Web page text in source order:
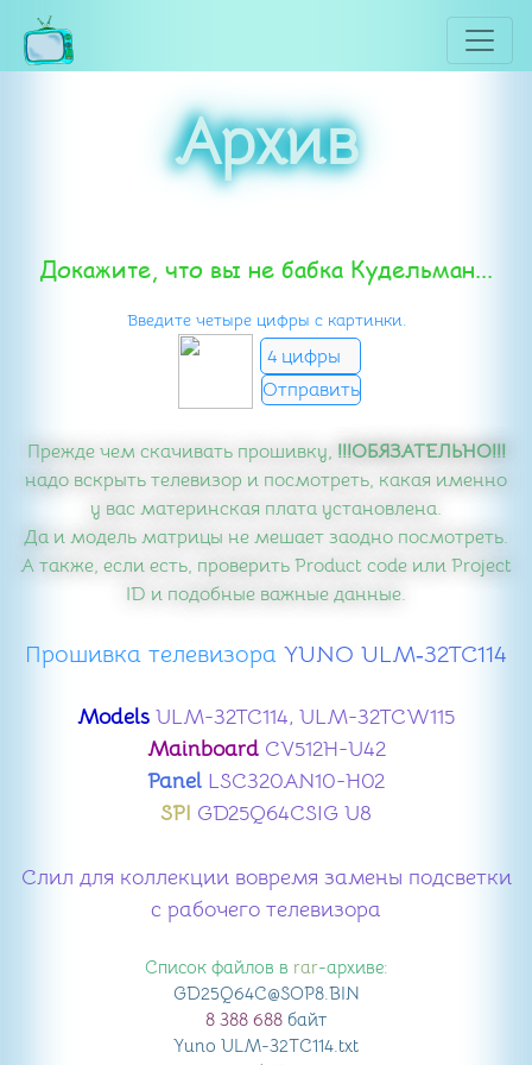
Архив
Докажите, что вы не бабка Кудельман...
Введите четыре цифры с картинки.
Прежде чем скачивать прошивку, !!!ОБЯЗАТЕЛЬНО!!!
надо вскрыть телевизор и посмотреть, какая именно
у вас материнская плата установлена.
Да и модель матрицы не мешает заодно посмотреть.
А также, если есть, проверить Product code или Project
ID и подобные важные данные.
Прошивка телевизора ​ YUNO ULM‑32TC114
Models ULM-32TC114, ULM-32TCW115
MainboardCV512H-U42
Panel LSC320AN10-H02
SPI GD25Q64CSIG U8
Слил для коллекции вовремя замены подсветки
с рабочего телевизора
Список файлов в rar-архиве:
GD25Q64C@SOP8.BIN
8 388 688 байт
Yuno ULM-32TC114.txt